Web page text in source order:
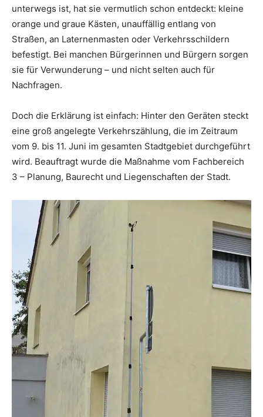
unterwegs ist, hat sie vermutlich schon entdeckt: kleine
orange und graue Kästen, unauffällig entlang von
Straßen, an Laternenmasten oder Verkehrsschildern
befestigt. Bei manchen Bürgerinnen und Bürgern sorgen
sie für Verwunderung – und nicht selten auch für
Nachfragen.
Doch die Erklärung ist einfach: Hinter den Geräten steckt
eine groß angelegte Verkehrszählung, die im Zeitraum
vom 9. bis 11. Juni im gesamten Stadtgebiet durchgeführt
wird. Beauftragt wurde die Maßnahme vom Fachbereich
3 – Planung, Baurecht und Liegenschaften der Stadt.